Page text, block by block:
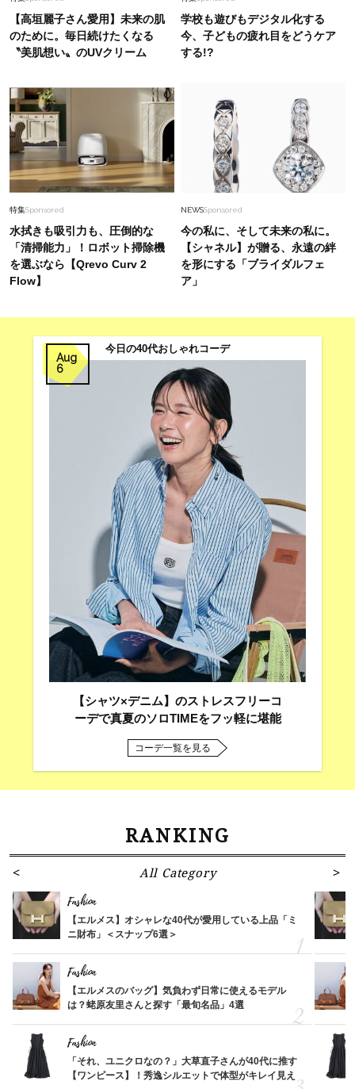
【高垣麗子さん愛用】未来の肌
のために。毎日続けたくなる
〝美肌想い〟のUVクリーム
学校も遊びもデジタル化する
今、子どもの疲れ目をどうケア
する!?
特集Sponsored
水拭きも吸引力も、圧倒的な
「清掃能力」！ロボット掃除機
を選ぶなら【Qrevo Curv 2
Flow】
NEWSSponsored
今の私に、そして未来の私に。
【シャネル】が贈る、永遠の絆
を形にする「ブライダルフェ
ア」
Aug
6
今日の40代おしゃれコーデ
【シャツ×デニム】のストレスフリーコ
ーデで真夏のソロTIMEをフッ軽に堪能
コーデ一覧を見る
RANKING
All Category
Fashion
【エルメス】オシャレな40代が愛用している上品「ミ
ニ財布」＜スナップ6選＞
Fashion
【エルメスのバッグ】気負わず日常に使えるモデル
は？蛯原友里さんと探す「最旬名品」4選
Fashion
「それ、ユニクロなの？」大草直子さんが40代に推す
【ワンピース】！秀逸シルエットで体型がキレイ見え